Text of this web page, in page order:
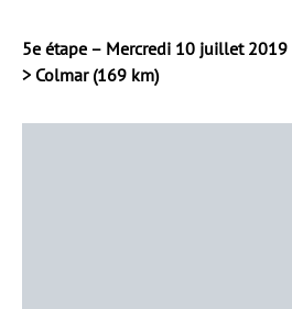
5e étape – Mercredi 10 juillet 2019
> Colmar (169 km)